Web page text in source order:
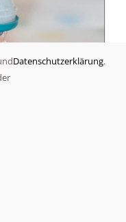
–
Datenschutzerklärung.